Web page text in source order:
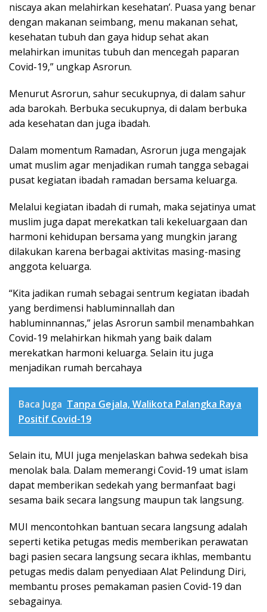
niscaya akan melahirkan kesehatan’. Puasa yang benar
dengan makanan seimbang, menu makanan sehat,
kesehatan tubuh dan gaya hidup sehat akan
melahirkan imunitas tubuh dan mencegah paparan
Covid-19,” ungkap Asrorun.
Menurut Asrorun, sahur secukupnya, di dalam sahur
ada barokah. Berbuka secukupnya, di dalam berbuka
ada kesehatan dan juga ibadah.
Dalam momentum Ramadan, Asrorun juga mengajak
umat muslim agar menjadikan rumah tangga sebagai
pusat kegiatan ibadah ramadan bersama keluarga.
Melalui kegiatan ibadah di rumah, maka sejatinya umat
muslim juga dapat merekatkan tali kekeluargaan dan
harmoni kehidupan bersama yang mungkin jarang
dilakukan karena berbagai aktivitas masing-masing
anggota keluarga.
“Kita jadikan rumah sebagai sentrum kegiatan ibadah
yang berdimensi habluminnallah dan
habluminnannas,” jelas Asrorun sambil menambahkan
Covid-19 melahirkan hikmah yang baik dalam
merekatkan harmoni keluarga. Selain itu juga
menjadikan rumah bercahaya
Baca Juga Tanpa Gejala, Walikota Palangka Raya
Positif Covid-19
Selain itu, MUI juga menjelaskan bahwa sedekah bisa
menolak bala. Dalam memerangi Covid-19 umat islam
dapat memberikan sedekah yang bermanfaat bagi
sesama baik secara langsung maupun tak langsung.
MUI mencontohkan bantuan secara langsung adalah
seperti ketika petugas medis memberikan perawatan
bagi pasien secara langsung secara ikhlas, membantu
petugas medis dalam penyediaan Alat Pelindung Diri,
membantu proses pemakaman pasien Covid-19 dan
sebagainya.